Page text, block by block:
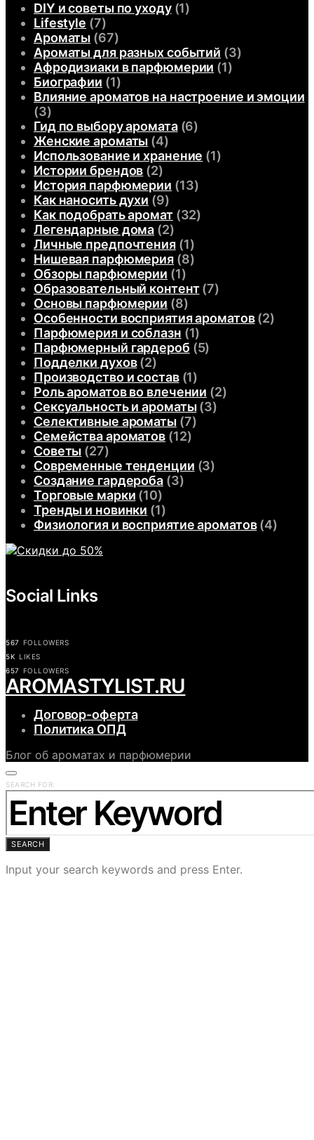
DIY и советы по уходу(1)
Lifestyle (7)
Ароматы (67)
Ароматы для разных событий (3)
Афродизиаки в парфюмерии (1)
Биографии (1)
Влияние ароматов на настроение и эмоции
(3)
Гид по выбору аромата(6)
Женские ароматы (4)
Использование и хранение (1)
Истории брендов (2)
История парфюмерии (13)
Как наносить духи (9)
Как подобрать аромат(32)
Легендарные дома (2)
Личные предпочтения(1)
Нишевая парфюмерия(8)
Обзоры парфюмерии (1)
Образовательный контент(7)
Основы парфюмерии (8)
Особенности восприятия ароматов(2)
Парфюмерия и соблазн (1)
Парфюмерный гардероб (5)
Подделки духов(2)
Производство и состав(1)
Роль ароматов во влечении (2)
Сексуальность и ароматы(3)
Селективные ароматы(7)
Семейства ароматов(12)
Советы (27)
Современные тенденции (3)
Создание гардероба(3)
Торговые марки (10)
Тренды и новинки (1)
Физиология и восприятие ароматов(4)
Social Links
567 FOLLOWERS
5K LIKES
657 FOLLOWERS
АROMASTYLIST.RU
Договор-оферта
Политика ОПД
Блог об ароматах и парфюмерии
SEARCH FOR:
SEARCH
Input your search keywords and press Enter.